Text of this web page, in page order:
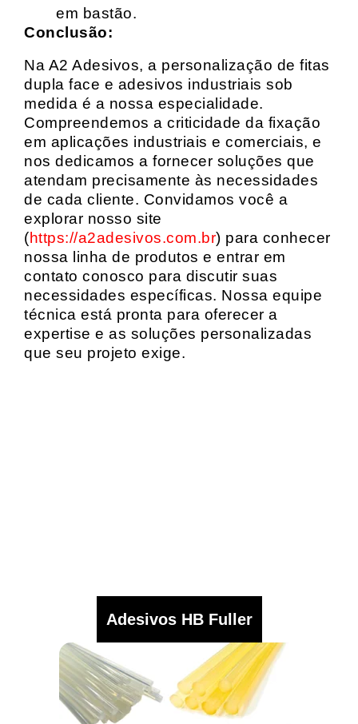
em bastão.
Conclusão:
Na A2 Adesivos, a personalização de fitas
dupla face e adesivos industriais sob
medida é a nossa especialidade.
Compreendemos a criticidade da fixação
em aplicações industriais e comerciais, e
nos dedicamos a fornecer soluções que
atendam precisamente às necessidades
de cada cliente. Convidamos você a
explorar nosso site
(https://a2adesivos.com.br) para conhecer
nossa linha de produtos e entrar em
contato conosco para discutir suas
necessidades específicas. Nossa equipe
técnica está pronta para oferecer a
expertise e as soluções personalizadas
que seu projeto exige.
Adesivos HB Fuller